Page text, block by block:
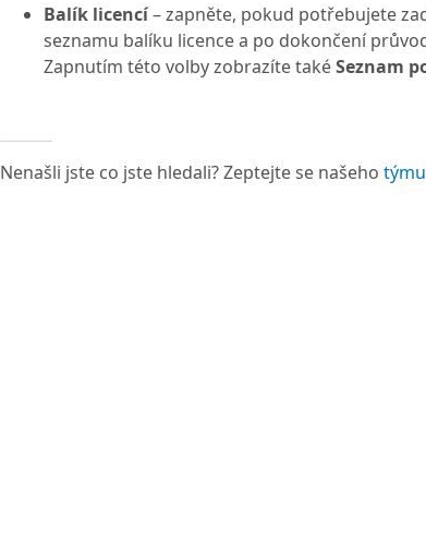
Balík licencí– zapněte, pokud potřebujete
seznamu balíku licence a po dokončení
Zapnutím této volby zobrazíte takéSeznam
Nenašli jste co jste hledali? Zeptejte se našeho